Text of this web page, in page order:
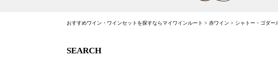
おすすめワイン・ワインセットを探すならマイワインルート > 赤ワイン > シャトー・ゴダー
SEARCH